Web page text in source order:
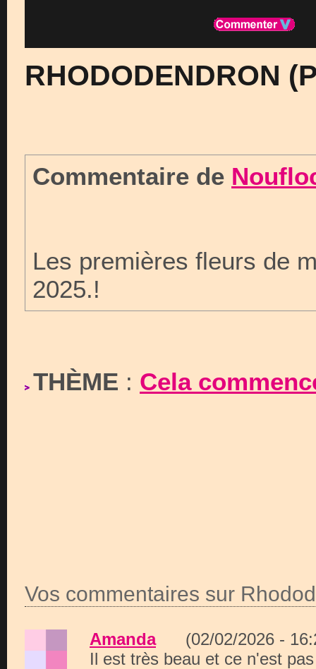
RHODODENDRON
Commentaire de
Les premières fleurs de
2025.!
THÈME : Cela
Vos commentaires sur
Amanda(02/02/2026 -
Il est très beau et ce n'est